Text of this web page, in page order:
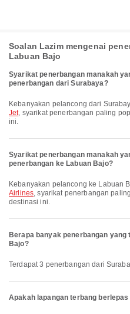
Soalan Lazim mengenai
Labuan Bajo
Syarikat penerbangan manakah
penerbangan dari Surabaya?
Kebanyakan pelancong dari
Jet, syarikat penerbangan paling
ini.
Syarikat penerbangan manakah
penerbangan ke Labuan Bajo?
Kebanyakan pelancong ke Labuan
Airlines, syarikat penerbangan
destinasi ini.
Berapa banyak penerbangan
Bajo?
Terdapat 3 penerbangan dari
Apakah lapangan terbang